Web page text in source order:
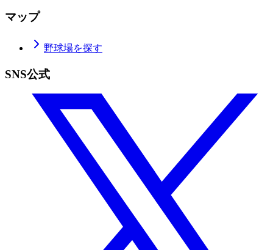
マップ
野球場を探す
SNS公式